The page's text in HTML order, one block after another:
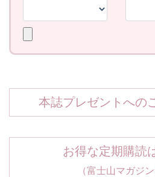
本誌プレゼントへの
お得な定期購読
（富士山マガジン